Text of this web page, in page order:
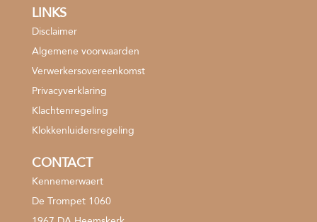
LINKS
Disclaimer
Algemene voorwaarden
Verwerkersovereenkomst
Privacyverklaring
Klachtenregeling
Klokkenluidersregeling
CONTACT
Kennemerwaert
De Trompet 1060